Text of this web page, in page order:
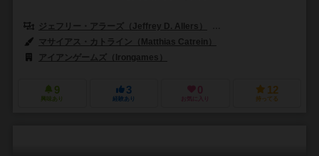
ジェフリー・アラーズ（Jeffrey D. Allers）
マサイアス・カトライン（Matthias Catrein）
アイアンゲームズ（Irongames）
9
興味あり
3
経験あり
0
お気に入り
12
持ってる